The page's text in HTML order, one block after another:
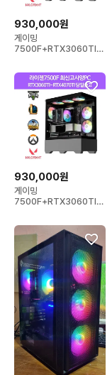
930,000원
게이밍
7500F+RTX3060TI~
스크탑 PC
930,000원
게이밍
7500F+RTX3060TI~